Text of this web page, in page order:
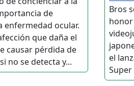
de
enfermedad ocular.
que daña el
causar pérdida de
no se detecta y...
Bros
el
Super